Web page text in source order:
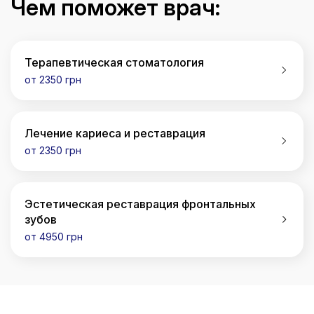
Чем поможет врач:
Терапевтическая стоматология
от 2350 грн
Лечение кариеса и реставрация
от 2350 грн
Эстетическая реставрация фронтальных
зубов
от 4950 грн